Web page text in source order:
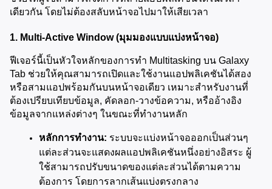
เดียวกัน โดยไม่ต้องสลับหน้าจอไปมาให้เสียเวลา
1. Multi-Active Window (มุมมองแบบแบ่งหน้าจอ)
ฟีเจอร์นี้เป็นหัวใจหลักของการทำ Multitasking บน Galaxy
Tab ช่วยให้คุณสามารถเปิดและใช้งานแอปพลิเคชันได้สอง
หรือสามแอปพร้อมกันบนหน้าจอเดียว เหมาะสำหรับงานที่
ต้องเปรียบเทียบข้อมูล, คัดลอก-วางข้อความ, หรืออ้างอิง
ข้อมูลจากแหล่งต่างๆ ในขณะที่ทำงานหลัก
หลักการทำงาน: ระบบจะแบ่งหน้าจอออกเป็นส่วนๆ
แต่ละส่วนจะแสดงผลแอปพลิเคชันหนึ่งอย่างอิสระ ผู้
ใช้สามารถปรับขนาดของแต่ละส่วนได้ตามความ
ต้องการ โดยการลากเส้นแบ่งตรงกลาง